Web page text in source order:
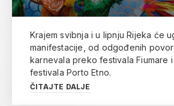
Krajem svibnja i u lipnju Rijeka će
manifestacije, od odgođenih
karnevala preko festivala Fiumare
festivala Porto Etno.
ČITAJTE DALJE